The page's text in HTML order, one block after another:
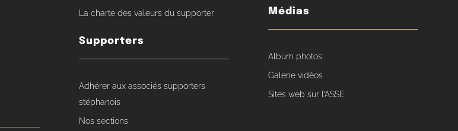
La charte des valeurs du supporter
Supporters
Adhérer aux associés supporters
stéphanois
Nos sections
Médias
Album photos
Galerie vidéos
Sites web sur l’ASSE